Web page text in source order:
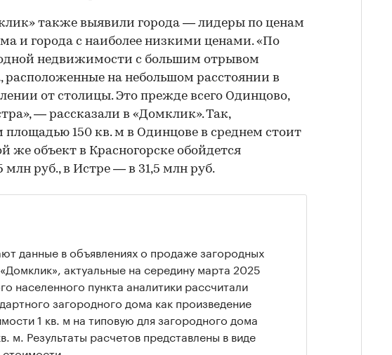
также выявили города — лидеры по ценам
и города с наиболее низкими ценами. «По
недвижимости с большим отрывом
расположенные на небольшом расстоянии в
от столицы. Это прежде всего Одинцово,
— рассказали в «Домклик». Так,
150 кв. м в Одинцове в среднем стоит
же объект в Красногорске обойдется
млн руб., в Истре — в 31,5 млн руб.
данные в объявлениях о продаже загородных
актуальные на середину марта 2025
населенного пункта аналитики рассчитали
загородного дома как произведение
1 кв. м на типовую для загородного дома
м. Результаты расчетов представлены в виде